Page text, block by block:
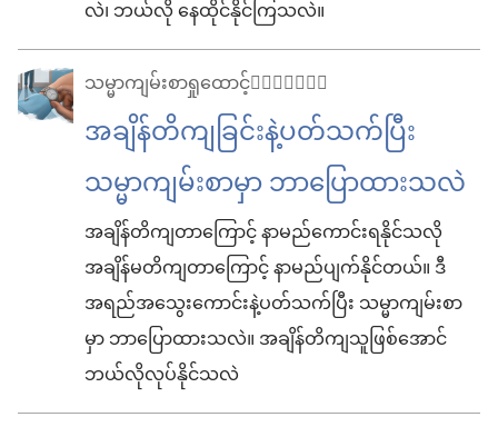
လဲ၊ ဘယ်လို နေထိုင်နိုင်ကြသလဲ။
သမ္မာကျမ်းစာ​ရှုထောင့်
အချိန်တိကျခြင်းနဲ့ပတ်သက်ပြီး
သမ္မာကျမ်းစာမှာ ဘာပြောထားသလဲ
အချိန်တိကျတာကြောင့် နာမည်ကောင်းရနိုင်သလို
အချိန်မတိကျတာကြောင့် နာမည်ပျက်နိုင်တယ်။ ဒီ
အရည်အသွေးကောင်းနဲ့ပတ်သက်ပြီး သမ္မာကျမ်းစာ
မှာ ဘာပြောထားသလဲ။ အချိန်တိကျသူဖြစ်အောင်
ဘယ်လိုလုပ်နိုင်သလဲ